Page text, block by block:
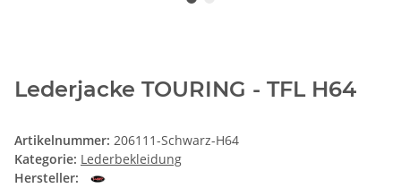
Lederjacke TOURING - TFL H64
Artikelnummer: 206111-Schwarz-H64
Kategorie: Lederbekleidung
Hersteller: